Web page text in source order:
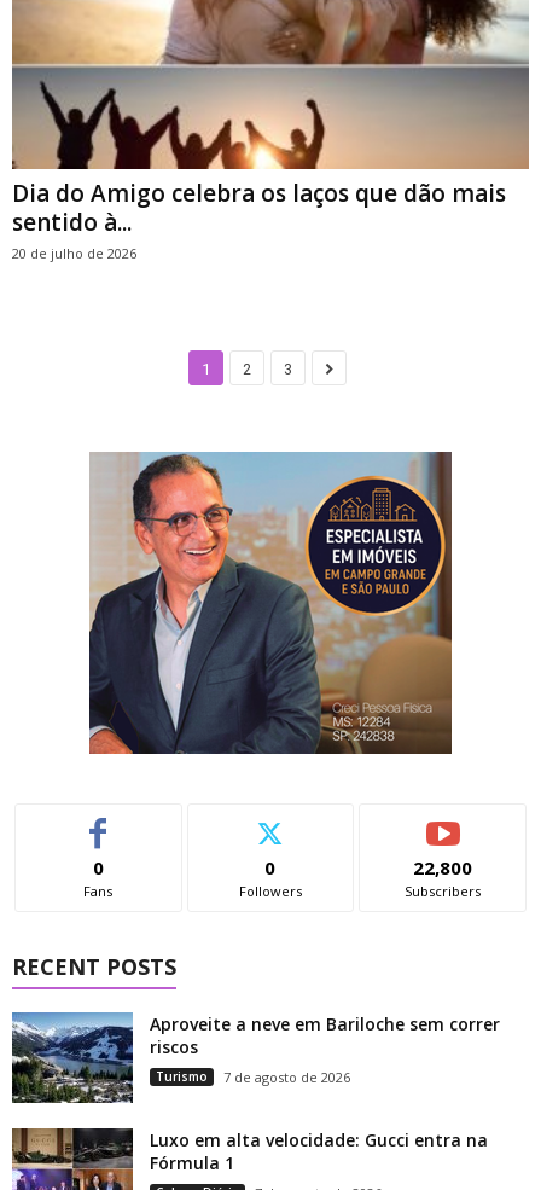
Dia do Amigo celebra os laços que dão mais
sentido à...
20 de julho de 2026
1 2 3
0
Fans
0
Followers
22,800
Subscribers
RECENT POSTS
Aproveite a neve em Bariloche sem correr
riscos
Turismo 7 de agosto de 2026
Luxo em alta velocidade: Gucci entra na
Fórmula 1